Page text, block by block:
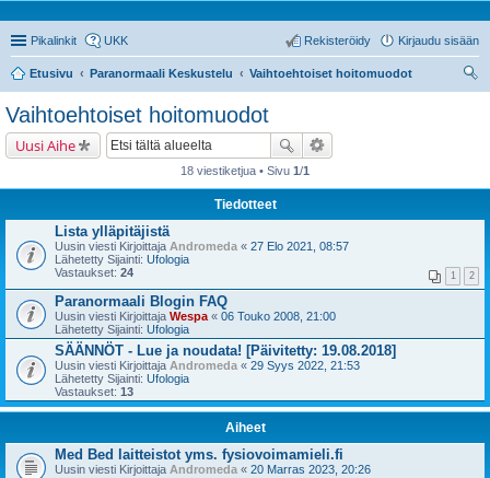
Pikalinkit UKK Kirjaudu sisään
Rekisteröidy
Etusivu Paranormaali Keskustelu
Vaihtoehtoiset hoitomuodot
Vaihtoehtoiset hoitomuodot
Uusi Aihe
18 viestiketjua • Sivu 1/1
Tiedotteet
Lista ylläpitäjistä
Uusin viesti Kirjoittaja Andromeda « 27 Elo 2021, 08:57
Lähetetty Sijainti: Ufologia
Vastaukset: 24 1 2
Paranormaali Blogin FAQ
Uusin viesti Kirjoittaja Wespa « 06 Touko 2008, 21:00
Lähetetty Sijainti: Ufologia
SÄÄNNÖT - Lue ja noudata! [Päivitetty: 19.08.2018]
Uusin viesti Kirjoittaja Andromeda « 29 Syys 2022, 21:53
Lähetetty Sijainti: Ufologia
Vastaukset: 13
Aiheet
Med Bed laitteistot yms. fysiovoimamieli.fi
Uusin viesti Kirjoittaja Andromeda « 20 Marras 2023, 20:26